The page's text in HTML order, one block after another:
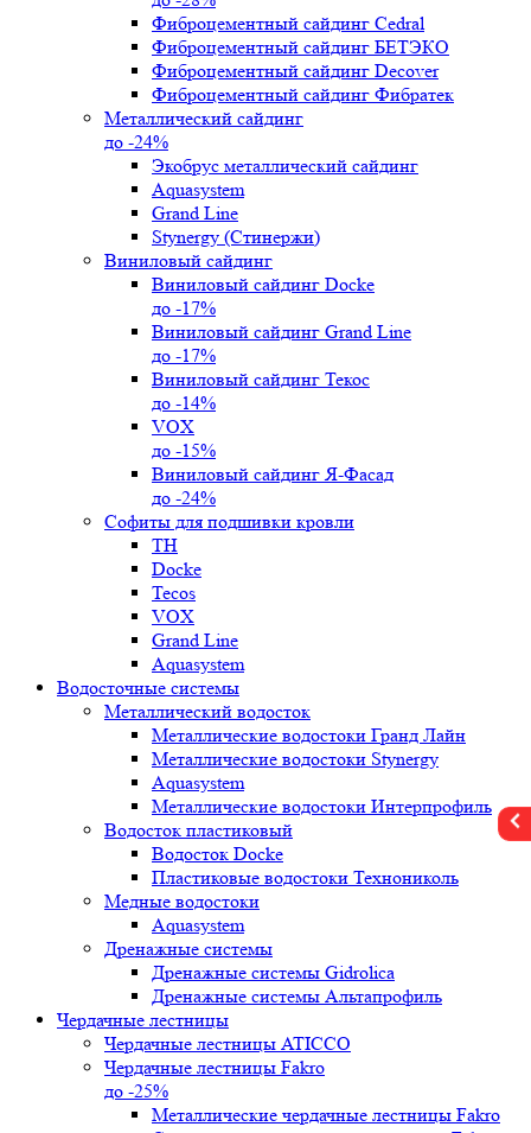
Фиброцементный сайдинг Cedral
Фиброцементный сайдинг БЕТЭКО
Фиброцементный сайдинг Decover
Фиброцементный сайдинг Фибратек
Металлический сайдинг
до -24%
Экобрус металлический сайдинг
Aquasystem
Grand Line
Stynergy (Стинержи)
Виниловый сайдинг
Виниловый сайдинг Docke
до -17%
Виниловый сайдинг Grand Line
до -17%
Виниловый сайдинг Текос
до -14%
VOX
до -15%
Виниловый сайдинг Я-Фасад
до -24%
Софиты для подшивки кровли
ТН
Docke
Tecos
VOX
Grand Line
Aquasystem
Водосточные системы
Металлический водосток
Металлические водостоки Гранд Лайн
Металлические водостоки Stynergy
Aquasystem
Металлические водостоки Интерпрофиль
Водосток пластиковый
Водосток Docke
Пластиковые водостоки Технониколь
Медные водостоки
Aquasystem
Дренажные системы
Дренажные системы Gidrolica
Дренажные системы Альтапрофиль
Чердачные лестницы
Чердачные лестницы ATICCO
Чердачные лестницы Fakro
до -25%
Металлические чердачные лестницы Fakro